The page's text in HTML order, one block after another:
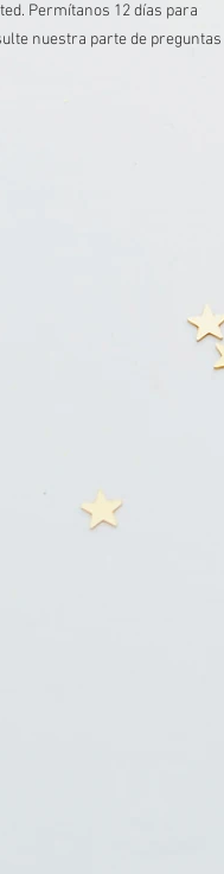
Permítanos 12 días para
nuestra parte de preguntas